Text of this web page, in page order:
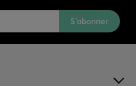
S’abonner